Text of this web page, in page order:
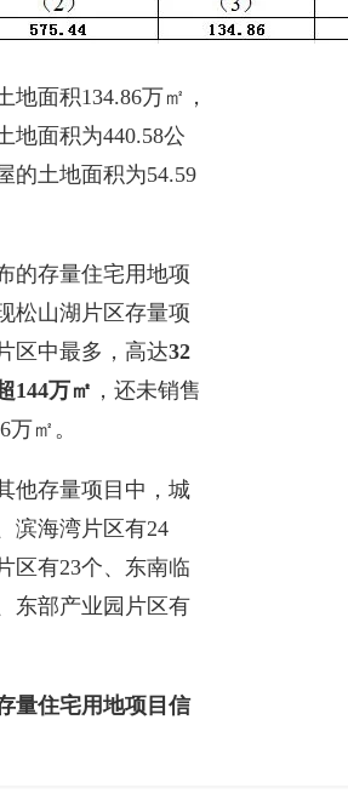
地面积134.86万㎡，
地面积为440.58公
的土地面积为54.59
的存量住宅用地项
松山湖片区存量项
区中最多，高达32
144万㎡ ，还未销售
㎡。
他存量项目中，城
滨海湾片区有24
区有23个、东南临
东部产业园片区有
量住宅用地项目信